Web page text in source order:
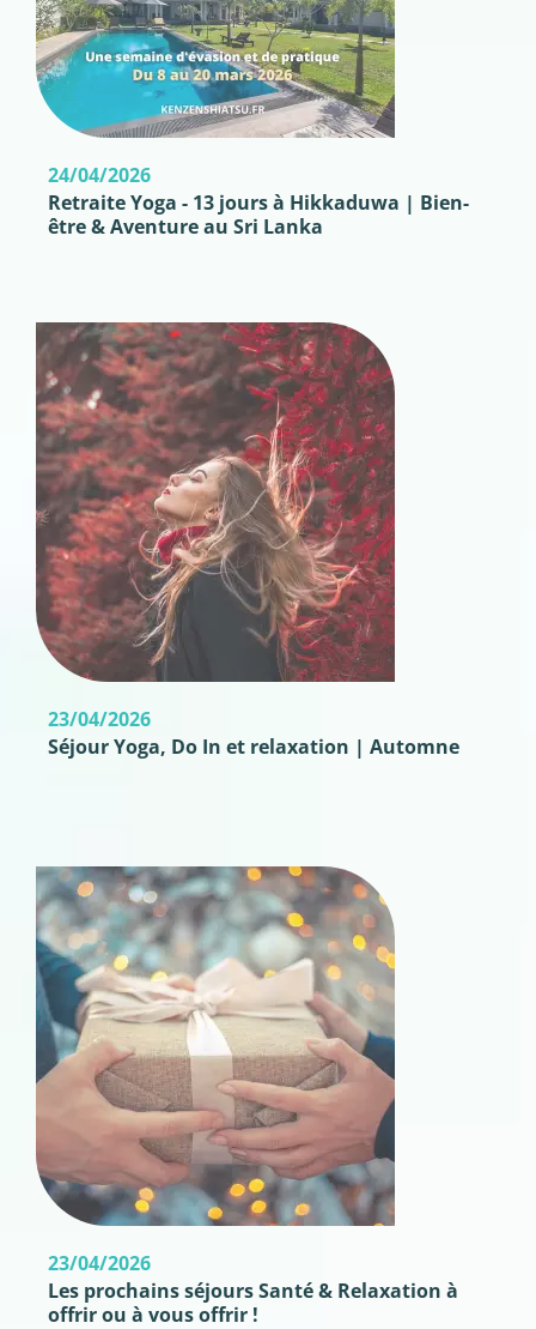
24/04/2026
Retraite Yoga - 13 jours à Hikkaduwa | Bien-
être & Aventure au Sri Lanka
23/04/2026
Séjour Yoga, Do In et relaxation | Automne
23/04/2026
Les prochains séjours Santé & Relaxation à
offrir ou à vous offrir !